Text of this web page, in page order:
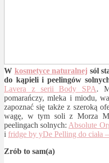
W kosmetyce naturalnej sól
do kąpieli i peelingów
Lavera z serii Body SPA.
pomarańczy, mleka i miodu,
zapoznać się także z szeroką
wagę, w tym soli z Morza
peelingach solnych: Absolute
i fridge by yDe Pelling do ciała
Zrób to sam(a)